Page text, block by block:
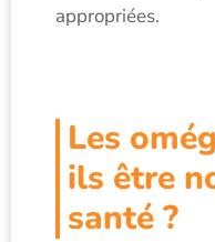
appropriées.
Les
ils être
santé ?